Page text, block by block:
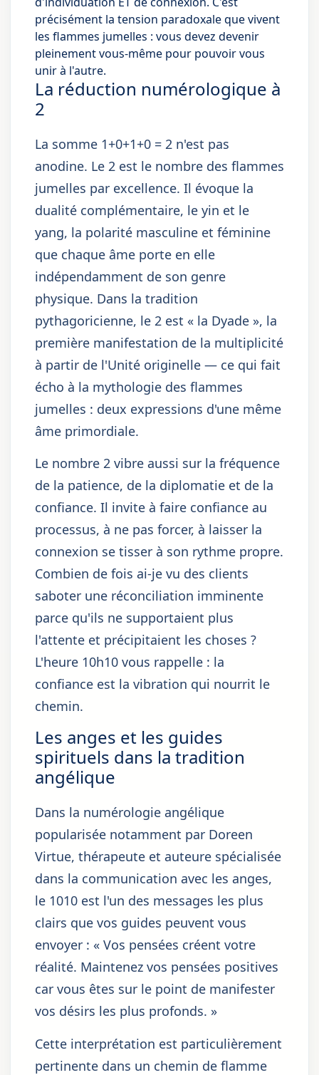
précisément la tension paradoxale que vivent
les flammes jumelles : vous devez devenir
pleinement vous-même pour pouvoir vous
unir à l'autre.
La réduction numérologique à
2
La somme 1+0+1+0 = 2 n'est pas
anodine. Le 2 est le nombre des flammes
jumelles par excellence. Il évoque la
dualité complémentaire, le yin et le
yang, la polarité masculine et féminine
que chaque âme porte en elle
indépendamment de son genre
physique. Dans la tradition
pythagoricienne, le 2 est « la Dyade », la
première manifestation de la multiplicité
à partir de l'Unité originelle — ce qui fait
écho à la mythologie des flammes
jumelles : deux expressions d'une même
âme primordiale.
Le nombre 2 vibre aussi sur la fréquence
de la patience, de la diplomatie et de la
confiance. Il invite à faire confiance au
processus, à ne pas forcer, à laisser la
connexion se tisser à son rythme propre.
Combien de fois ai-je vu des clients
saboter une réconciliation imminente
parce qu'ils ne supportaient plus
l'attente et précipitaient les choses ?
L'heure 10h10 vous rappelle : la
confiance est la vibration qui nourrit le
chemin.
Les anges et les guides
spirituels dans la tradition
angélique
Dans la numérologie angélique
popularisée notamment par Doreen
Virtue, thérapeute et auteure spécialisée
dans la communication avec les anges,
le 1010 est l'un des messages les plus
clairs que vos guides peuvent vous
envoyer : « Vos pensées créent votre
réalité. Maintenez vos pensées positives
car vous êtes sur le point de manifester
vos désirs les plus profonds. »
Cette interprétation est particulièrement
pertinente dans un chemin de flamme